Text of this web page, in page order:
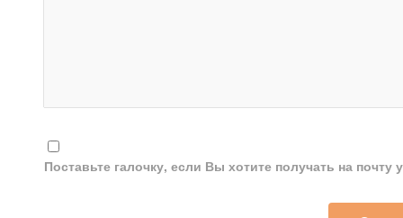
Поставьте галочку, если Вы хотите получать на